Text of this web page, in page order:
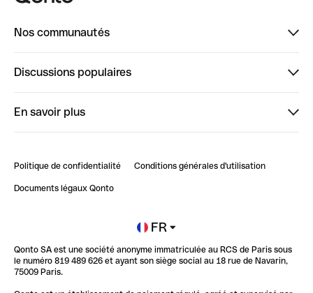
Nos communautés
ClubQonto
Discussions populaires
Impact de l'IA sur les carrières/productivité
En savoir plus
Blog
Newsroom
Glossaire finance
Politique de confidentialité Conditions générales d'utilisation
Documents légaux Qonto
FR
Qonto SA est une société anonyme immatriculée au RCS de Paris sous
le numéro 819 489 626 et ayant son siège social au 18 rue de Navarin,
75009 Paris.